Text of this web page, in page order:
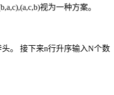
视为一种方案。
。 接下来n行升序输入N个数